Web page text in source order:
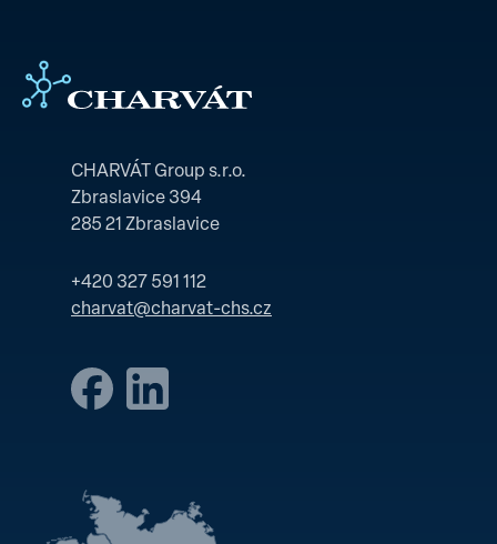
CHARVÁT Group s.r.o.
Zbraslavice 394
285 21 Zbraslavice
+420 327 591 112
charvat@charvat-chs.cz